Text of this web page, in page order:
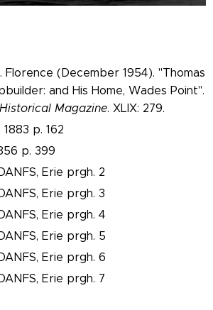
Florence (December 1954). "Thomas
and His Home, Wades Point".
Magazine. XLIX: 279.
p. 162
p. 399
Erie prgh. 2
Erie prgh. 3
Erie prgh. 4
Erie prgh. 5
Erie prgh. 6
Erie prgh. 7